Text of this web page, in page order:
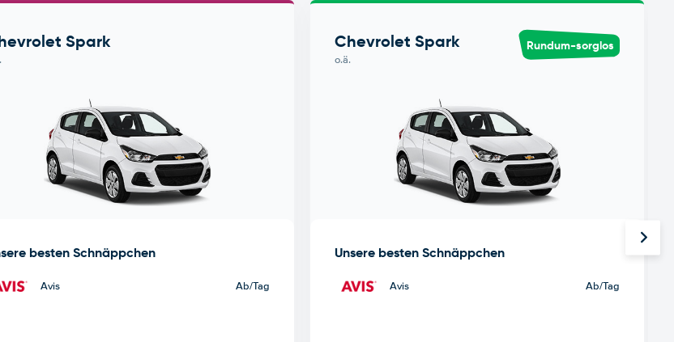
Spark
besten Schnäppchen
Avis Ab/Tag
Chevrolet Spark
o.ä.
Rundum-sorglos
Unsere besten Schnäppchen
Avis Ab/Tag